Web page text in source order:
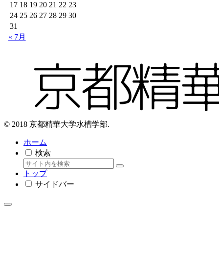
17 18 19 20 21 22 23
24 25 26 27 28 29 30
31
« 7月
© 2018 京都精華大学水槽学部.
ホーム
検索
トップ
サイドバー